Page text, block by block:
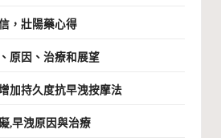
，壯陽藥心得
原因、治療和展望
加持久度抗早洩按摩法
,早洩原因與治療